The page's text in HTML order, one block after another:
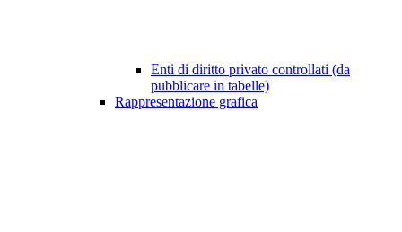
Enti di diritto privato controllati (da
pubblicare in tabelle)
Rappresentazione grafica